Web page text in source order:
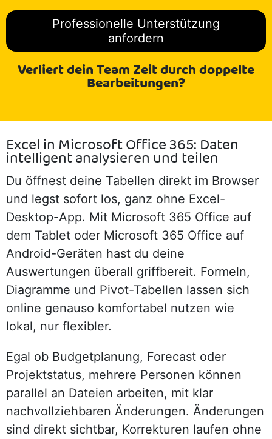
Professionelle Unterstützung
anfordern
Verliert dein Team Zeit durch doppelte
Bearbeitungen?
Excel in Microsoft Office 365: Daten
intelligent analysieren und teilen
Du öffnest deine Tabellen direkt im Browser
und legst sofort los, ganz ohne Excel-
Desktop-App. Mit Microsoft 365 Office auf
dem Tablet oder Microsoft 365 Office auf
Android-Geräten hast du deine
Auswertungen überall griffbereit. Formeln,
Diagramme und Pivot-Tabellen lassen sich
online genauso komfortabel nutzen wie
lokal, nur flexibler.
Egal ob Budgetplanung, Forecast oder
Projektstatus, mehrere Personen können
parallel an Dateien arbeiten, mit klar
nachvollziehbaren Änderungen. Änderungen
sind direkt sichtbar, Korrekturen laufen ohne